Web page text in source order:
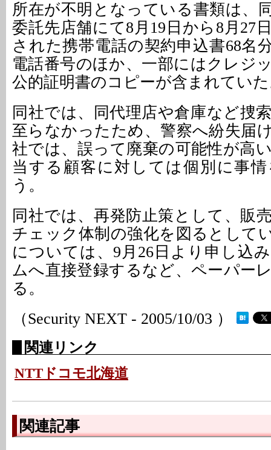
所在が不明となっている書類は、
委託先店舗にて8月19日から8月27
された携帯電話の契約申込書68名
電話番号のほか、一部にはクレジ
公的証明書のコピーが含まれてい
同社では、同代理店や倉庫など捜
至らなかったため、警察へ紛失届
社では、誤って廃棄の可能性が高
当する顧客に対しては個別に事
う。
同社では、再発防止策として、販
チェック体制の強化を図るとして
については、9月26日より申し込
ムへ直接登録するなど、ペーパー
る。
（Security NEXT - 2005/10/03 ）
関連リンク
NTTドコモ北海道
関連記事